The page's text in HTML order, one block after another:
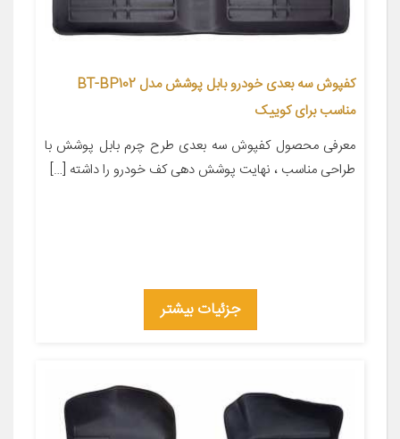
کفپوش سه بعدی خودرو بابل پوشش مدل BT-BP102
مناسب برای کوییک
معرفی محصول کفپوش سه بعدی طرح چرم بابل پوشش با
طراحی مناسب ، نهایت پوشش دهی کف خودرو را داشته […]
جزئیات بیشتر